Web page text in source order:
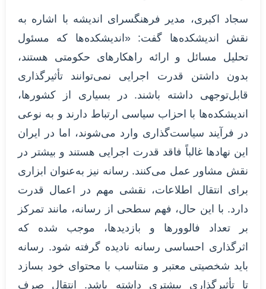
سجاد اکبری، مدیر فرهنگسرای اندیشه با اشاره به
نقش اندیشکده‌ها گفت: «اندیشکده‌ها که مسئول
تحلیل مسائل و ارائه راهکارهای حکومتی هستند،
بدون داشتن قدرت اجرایی نمی‌توانند تأثیرگذاری
قابل‌توجهی داشته باشند. در بسیاری از کشورها،
اندیشکده‌ها با احزاب سیاسی ارتباط دارند و به نوعی
در فرآیند سیاست‌گذاری وارد می‌شوند، اما در ایران
این نهادها غالباً فاقد قدرت اجرایی هستند و بیشتر در
نقش مشاور عمل می‌کنند. رسانه نیز به‌عنوان ابزاری
برای انتقال اطلاعات، نقشی مهم در اعمال قدرت
دارد. با این حال، فهم سطحی از رسانه، مانند تمرکز
بر تعداد فالوورها و بازدیدها، موجب شده که
اثرگذاری احساسی رسانه نادیده گرفته شود. رسانه
باید شخصیتی معتبر و متناسب با محتوای خود بسازد
تا تأثیرگذاری بیشتری داشته باشد. انتقال صرف